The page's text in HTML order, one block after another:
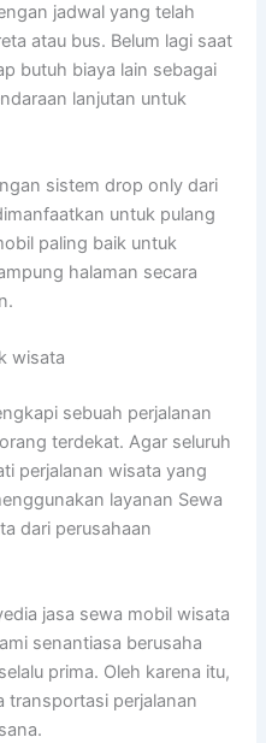
jadwal yang telah
atau bus. Belum lagi saat
butuh biaya lain sebagai
lanjutan untuk
sistem drop only dari
untuk pulang
paling baik untuk
halaman secara
wisata
sebuah perjalanan
terdekat. Agar seluruh
perjalanan wisata yang
layanan Sewa
dari perusahaan
jasa sewa mobil wisata
senantiasa berusaha
prima. Oleh karena itu,
transportasi perjalanan